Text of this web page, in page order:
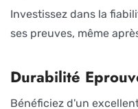
Investissez dans la
ses preuves, même
Durabilité
Bénéficiez d'un